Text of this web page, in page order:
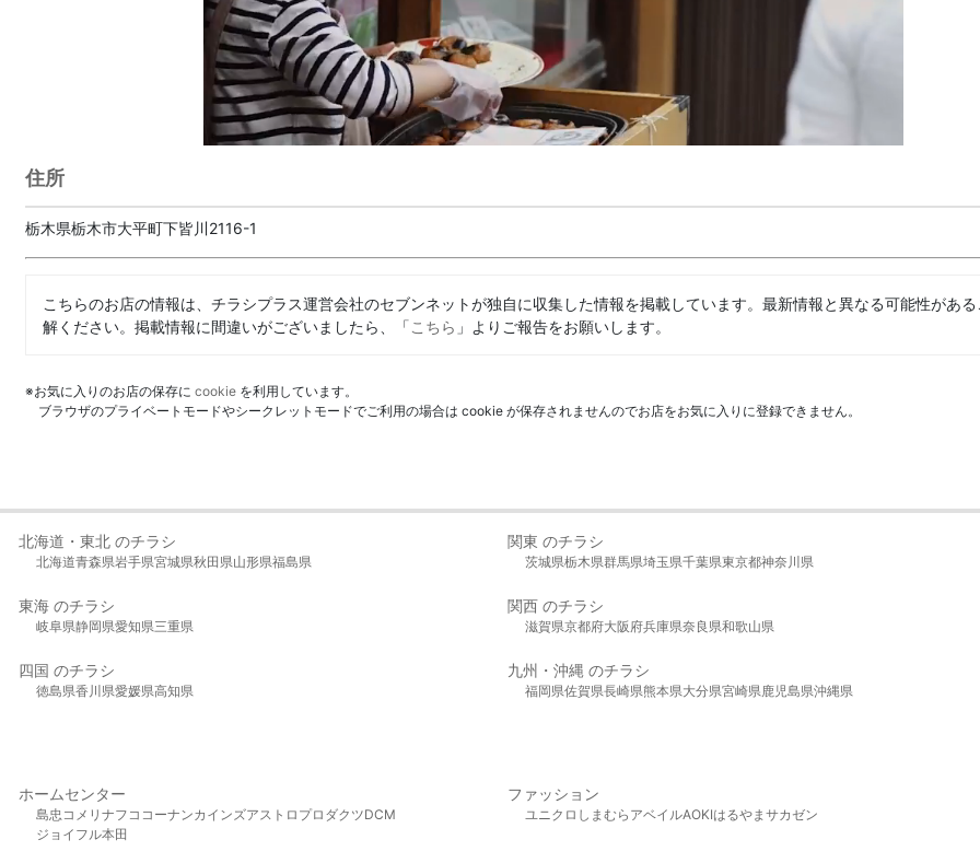
住所
栃木県栃木市大平町下皆川2116-1
こちらのお店の情報は、チラシプラス運営会社のセブンネットが独自に収集した情報を掲載しています。最新情報と異なる可能性があ
解ください。掲載情報に間違いがございましたら、「こちら 」よりご報告をお願いします。
※お気に入りのお店の保存に cookie を利用しています。
ブラウザのプライベートモードやシークレットモードでご利用の場合は cookie が保存されませんのでお店をお気に入りに登録できません。
北海道・東北 のチラシ
北海道青森県岩手県宮城県秋田県山形県福島県
関東 のチラシ
茨城県栃木県群馬県埼玉県千葉県東京都神奈川県
東海 のチラシ
岐阜県静岡県愛知県三重県
関西 のチラシ
滋賀県京都府大阪府兵庫県奈良県和歌山県
四国 のチラシ
徳島県香川県愛媛県高知県
九州・沖縄 のチラシ
福岡県佐賀県長崎県熊本県大分県宮崎県鹿児島県沖縄県
ホームセンター
島忠 コメリ ナフコ コーナンカインズアストロプロダクツDCM
ジョイフル本田
ファッション
ユニクロ しまむら アベイルAOKIはるやま サカゼン